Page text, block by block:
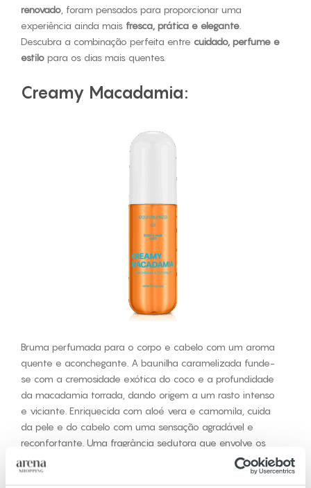
renovado , foram pensados para proporcionar uma
experiência ainda mais fresca, prática e elegante
Descubra a combinação perfeita entre cuidado, perfume e
estilo para os dias mais quentes.
Creamy Macadamia:
Bruma perfumada para o corpo e cabelo com um aroma
quente e aconchegante. A baunilha caramelizada funde-
se com a cremosidade exótica do coco e a profundidade
da macadamia torrada, dando origem a um rasto intenso
e viciante. Enriquecida com aloé vera e camomila, cuida
da pele e do cabelo com uma sensação agradável e
reconfortante. Uma fragrância sedutora que envolve os
sentidos.